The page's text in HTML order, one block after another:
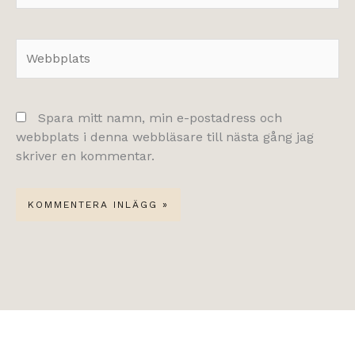
Spara mitt namn, min e-postadress och
webbplats i denna webbläsare till nästa gång jag
skriver en kommentar.